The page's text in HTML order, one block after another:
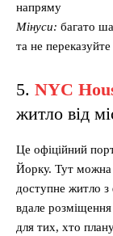
напряму
Мінуси: багато
та не
5. NYC
житло від
Це офіційний
Йорку. Тут можна
доступне житло з
вдале
для тих, хто